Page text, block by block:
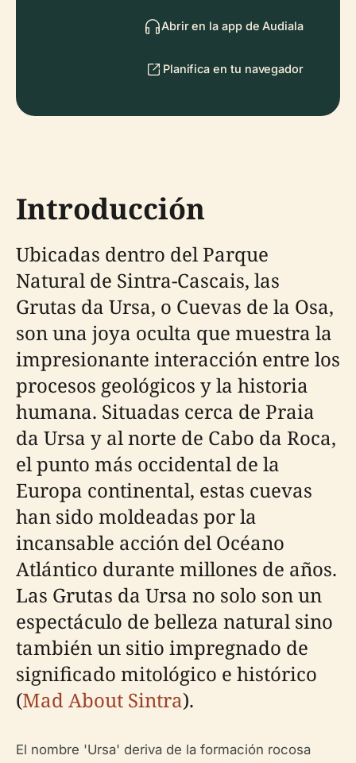
Abrir en la app de Audiala
Planifica en tu navegador
Introducción
Ubicadas dentro del Parque
Natural de Sintra-Cascais, las
Grutas da Ursa, o Cuevas de la Osa,
son una joya oculta que muestra la
impresionante interacción entre los
procesos geológicos y la historia
humana. Situadas cerca de Praia
da Ursa y al norte de Cabo da Roca,
el punto más occidental de la
Europa continental, estas cuevas
han sido moldeadas por la
incansable acción del Océano
Atlántico durante millones de años.
Las Grutas da Ursa no solo son un
espectáculo de belleza natural sino
también un sitio impregnado de
significado mitológico e histórico
(Mad About Sintra).
El nombre 'Ursa' deriva de la formación rocosa